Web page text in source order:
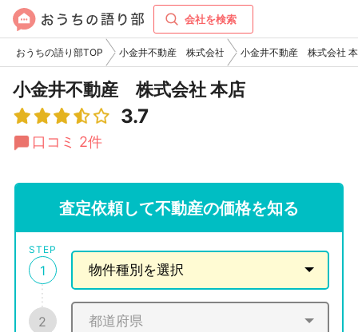
会社を検索
おうちの語り部TOP 小金井不動産 株式会社 小金井不動産 株式会社
小金井不動産 株式会社 本店
3.7
口コミ 2件
査定依頼して不動産の価格を知る
STEP
1
2